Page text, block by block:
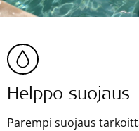
Helppo suojaus
Parempi suojaus